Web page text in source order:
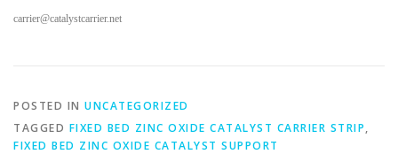
carrier@catalystcarrier.net
POSTED IN UNCATEGORIZED
TAGGED FIXED BED ZINC OXIDE CATALYST CARRIER STRIP,
FIXED BED ZINC OXIDE CATALYST SUPPORT